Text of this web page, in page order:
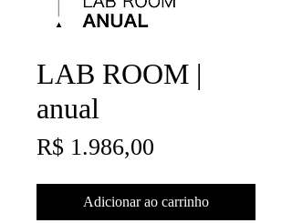
LAB ROOM |
anual
R$ 1.986,00
Adicionar ao carrinho